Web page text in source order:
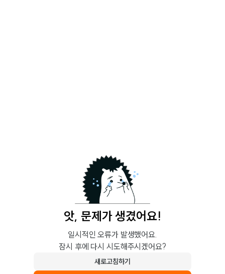
앗, 문제가 생겼어요!
일시적인 오류가 발생했어요.
잠시 후에 다시 시도해주시겠어요?
새로고침하기